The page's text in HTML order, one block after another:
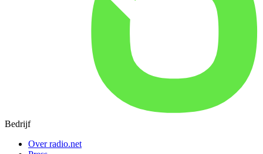
Bedrijf
Over radio.net